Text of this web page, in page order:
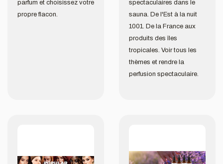
parfum et choisissez votre
propre flacon.
spectaculaires dans le
sauna. De l'Est à la nuit
1001. De la France aux
produits des îles
tropicales. Voir tous les
thèmes et rendre la
perfusion spectaculaire.